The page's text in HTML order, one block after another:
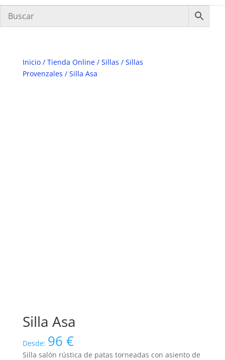
Inicio/ Tienda Online/ Sillas / Sillas
Provenzales / Silla Asa
Silla Asa
Desde: 96 €
Silla salón rústica de patas torneadas con asiento de